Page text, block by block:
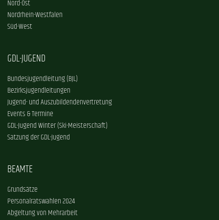
Nord-Ost
Nordrhein-Westfalen
Süd-West
GDL-JUGEND
Bundesjugendleitung (BJL)
Bezirksjugendleitungen
Jugend- und Auszubildendenvertretung
Events & Termine
GDL-Jugend Winter (Ski-Meisterschaft)
Satzung der GDL-Jugend
BEAMTE
Grundsätze
Personalratswahlen 2024
Abgeltung von Mehrarbeit